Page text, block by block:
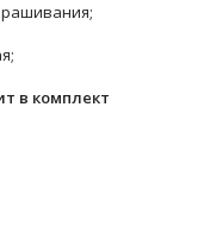
в комплект